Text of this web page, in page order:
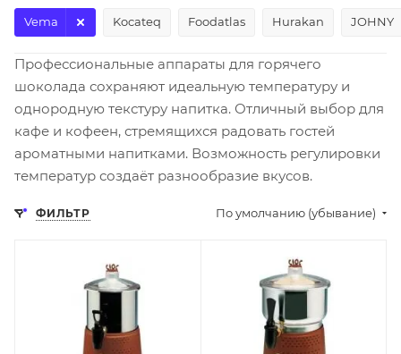
Kocateq Foodatlas Hurakan
Vema JOHNY
Профессиональные аппараты для горячего
шоколада сохраняют идеальную температуру и
однородную текстуру напитка. Отличный выбор для
кафе и кофеен, стремящихся радовать гостей
ароматными напитками. Возможность регулировки
температур создаёт разнообразие вкусов.
ФИЛЬТР По умолчанию (убывание)